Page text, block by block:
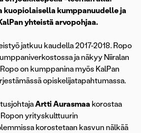
kuopiolaisella kumppanuudelle ja
yhteistä arvopohjaa.
jatkuu kaudella 2017-2018. Ropo
ja näkyy Niiralan
on kumppanina myös KalPan
opiskelijatapahtumassa.
Artti Aurasmaa korostaa
Ropon yrityskulttuurin
korostetaan kasvun nälkää